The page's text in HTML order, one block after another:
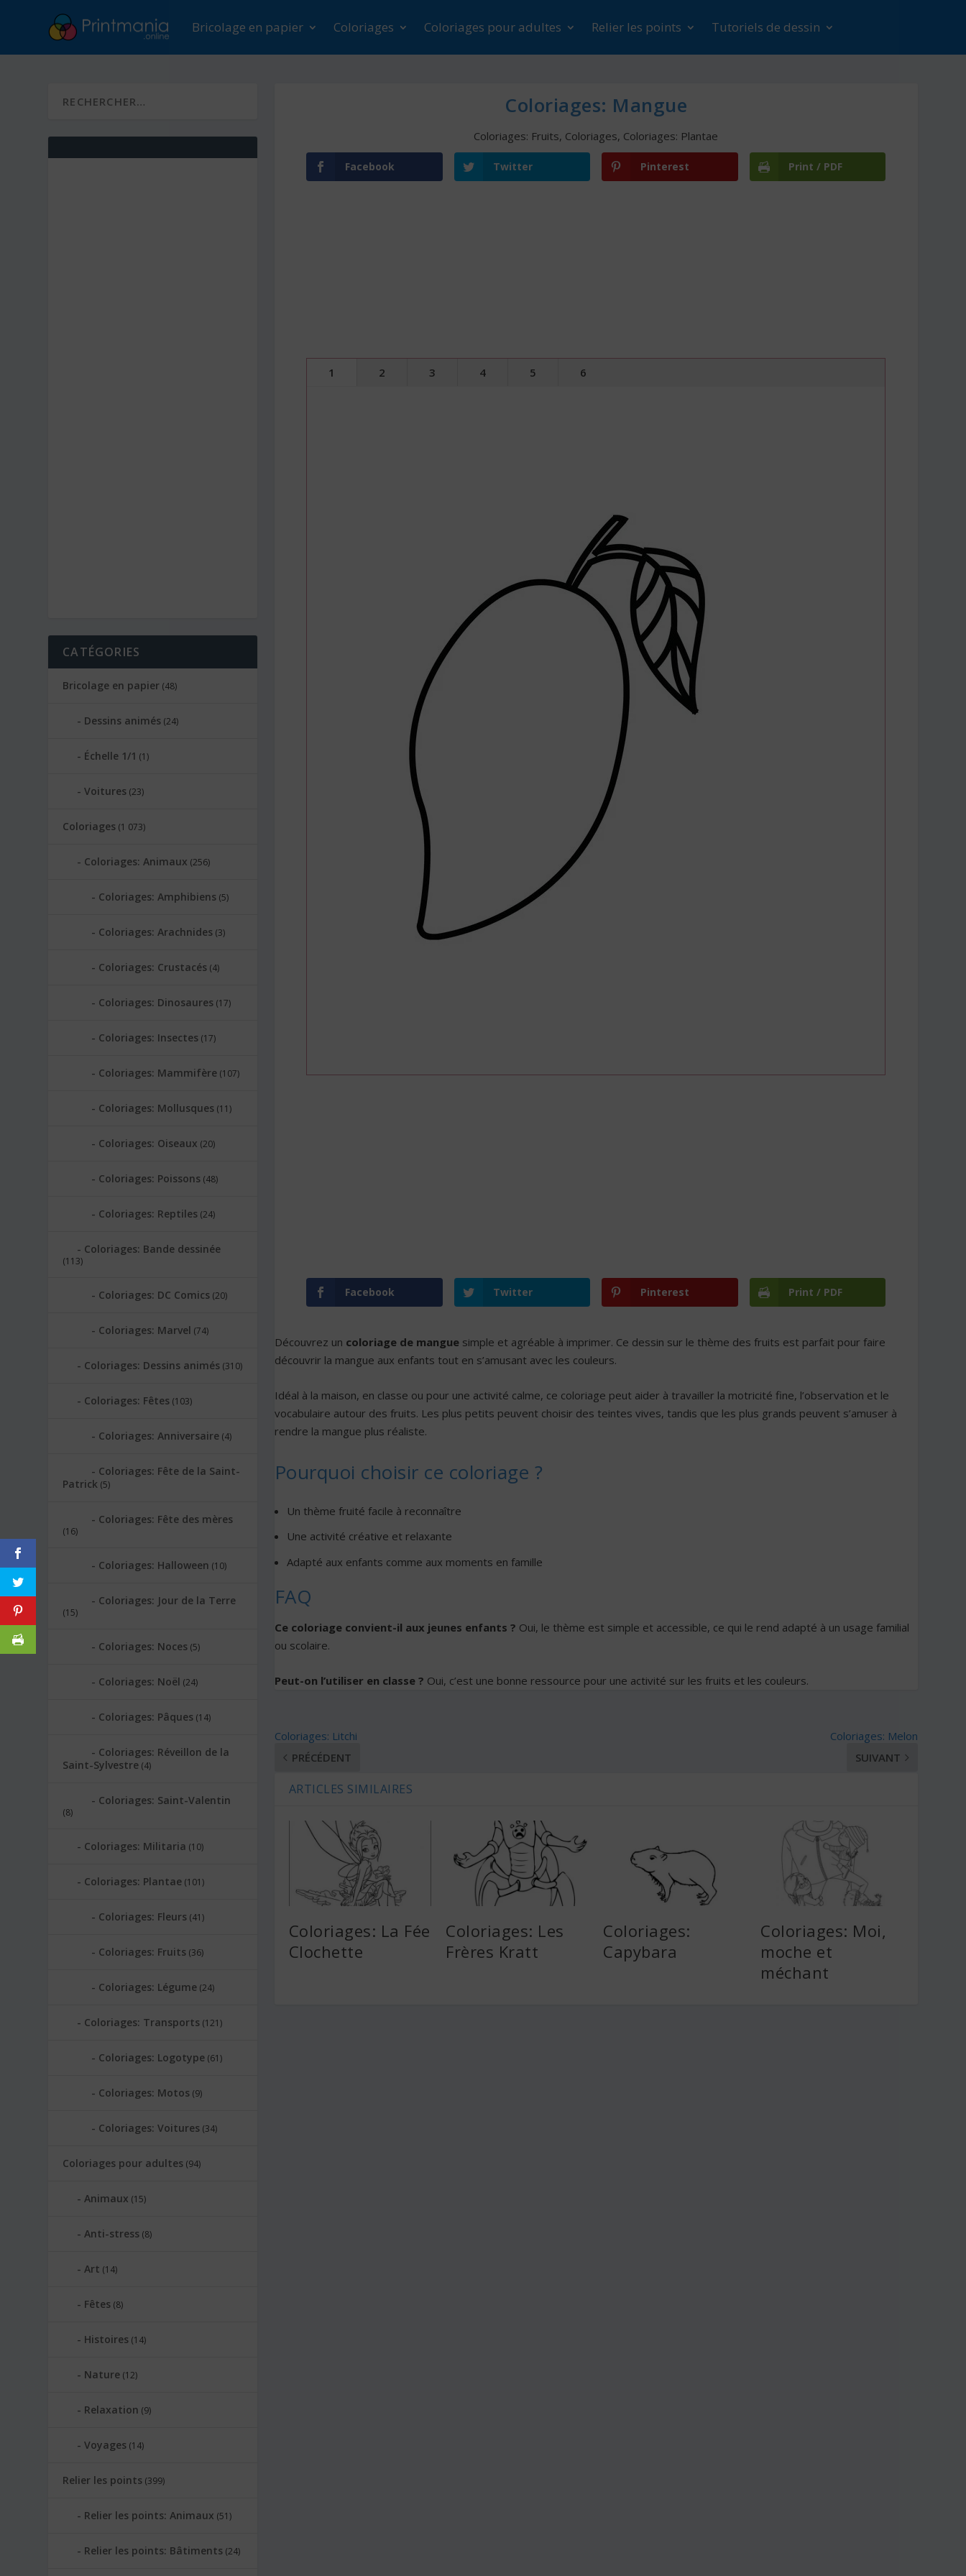
Bricolage en papier Coloriages Coloriages pour adultes Relier les points Tutoriels de dessin
Coloriages: Mangue
Coloriages: Fruits, Coloriages, Coloriages: Plantae
Facebook Twitter Pinterest Print / PDF
1 2 3 4 5 6
Facebook Twitter Pinterest Print / PDF
Découvrez un coloriage de manguesimple et agréable à imprimer. Ce dessin sur le thème des fruits est parfait pour faire
découvrir la mangue aux enfants tout en s’amusant avec les couleurs.
Idéal à la maison, en classe ou pour une activité calme, ce coloriage peut aider à travailler la motricité fine, l’observation et le
vocabulaire autour des fruits. Les plus petits peuvent choisir des teintes vives, tandis que les plus grands peuvent s’amuser à
rendre la mangue plus réaliste.
Pourquoi choisir ce coloriage ?
Un thème fruité facile à reconnaître
Une activité créative et relaxante
Adapté aux enfants comme aux moments en famille
FAQ
Ce coloriage convient-il aux jeunes enfants ? Oui, le thème est simple et accessible, ce qui le rend adapté à un usage familial
ou scolaire.
Peut-on l’utiliser en classe ? Oui, c’est une bonne ressource pour une activité sur les fruits et les couleurs.
Coloriages: Litchi
PRÉCÉDENT
Coloriages: Melon
SUIVANT
ARTICLES SIMILAIRES
Coloriages: La Fée
Clochette
Coloriages: Les
Frères Kratt
Coloriages:
Capybara
Coloriages: Moi,
moche et
méchant
CATÉGORIES
Bricolage en papier (48)
Dessins animés (24)
Échelle 1/1 (1)
Voitures (23)
Coloriages (1 073)
Coloriages: Animaux (256)
Coloriages: Amphibiens (5)
Coloriages: Arachnides (3)
Coloriages: Crustacés (4)
Coloriages: Dinosaures (17)
Coloriages: Insectes (17)
Coloriages: Mammifère (107)
Coloriages: Mollusques (11)
Coloriages: Oiseaux (20)
Coloriages: Poissons (48)
Coloriages: Reptiles (24)
Coloriages: Bande dessinée
(113)
Coloriages: DC Comics (20)
Coloriages: Marvel (74)
Coloriages: Dessins animés (310)
Coloriages: Fêtes (103)
Coloriages: Anniversaire (4)
Coloriages: Fête de la Saint-
Patrick (5)
Coloriages: Fête des mères
(16)
Coloriages: Halloween (10)
Coloriages: Jour de la Terre
(15)
Coloriages: Noces (5)
Coloriages: Noël (24)
Coloriages: Pâques (14)
Coloriages: Réveillon de la
Saint-Sylvestre (4)
Coloriages: Saint-Valentin
(8)
Coloriages: Militaria (10)
Coloriages: Plantae (101)
Coloriages: Fleurs (41)
Coloriages: Fruits (36)
Coloriages: Légume (24)
Coloriages: Transports (121)
Coloriages: Logotype (61)
Coloriages: Motos (9)
Coloriages: Voitures (34)
Coloriages pour adultes (94)
Animaux (15)
Anti-stress (8)
Art (14)
Fêtes (8)
Histoires (14)
Nature (12)
Relaxation (9)
Voyages (14)
Relier les points (399)
Relier les points: Animaux (51)
Relier les points: Bâtiments (24)